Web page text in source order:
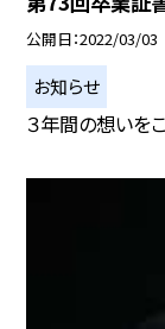
公開日 2022/03/03
お知らせ
３年間の想いを